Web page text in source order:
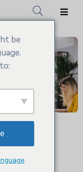
!
be